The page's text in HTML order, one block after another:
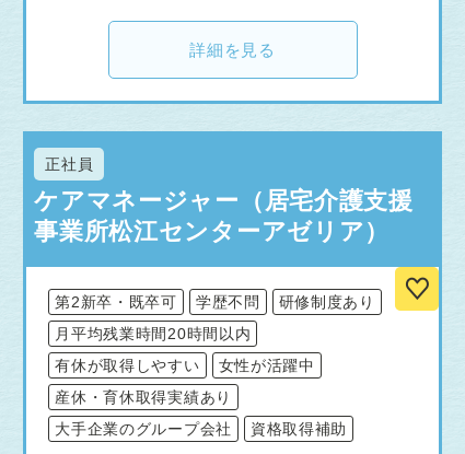
詳細を見る
正社員
ケアマネージャー（居宅介護支援
事業所松江センターアゼリア）
第2新卒・既卒可 学歴不問
研修制度あり
月平均残業時間20時間以内
有休が取得しやすい
女性が活躍中
産休・育休取得実績あり
大手企業のグループ会社
資格取得補助